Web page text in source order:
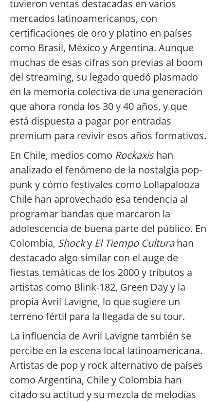
tuvieron ventas destacadas en varios
mercados latinoamericanos, con
certificaciones de oro y platino en países
como Brasil, México y Argentina. Aunque
muchas de esas cifras son previas al boom
del streaming, su legado quedó plasmado
en la memoria colectiva de una generación
que ahora ronda los 30 y 40 años, y que
está dispuesta a pagar por entradas
premium para revivir esos años formativos.
En Chile, medios como Rockaxishan
analizado el fenómeno de la nostalgia pop-
punk y cómo festivales como Lollapalooza
Chile han aprovechado esa tendencia al
programar bandas que marcaron la
adolescencia de buena parte del público. En
Colombia, Shocky El Tiempo Culturahan
destacado algo similar con el auge de
fiestas temáticas de los 2000 y tributos a
artistas como Blink-182, Green Day y la
propia Avril Lavigne, lo que sugiere un
terreno fértil para la llegada de su tour.
La influencia de Avril Lavigne también se
percibe en la escena local latinoamericana.
Artistas de pop y rock alternativo de países
como Argentina, Chile y Colombia han
citado su actitud y su mezcla de melodías